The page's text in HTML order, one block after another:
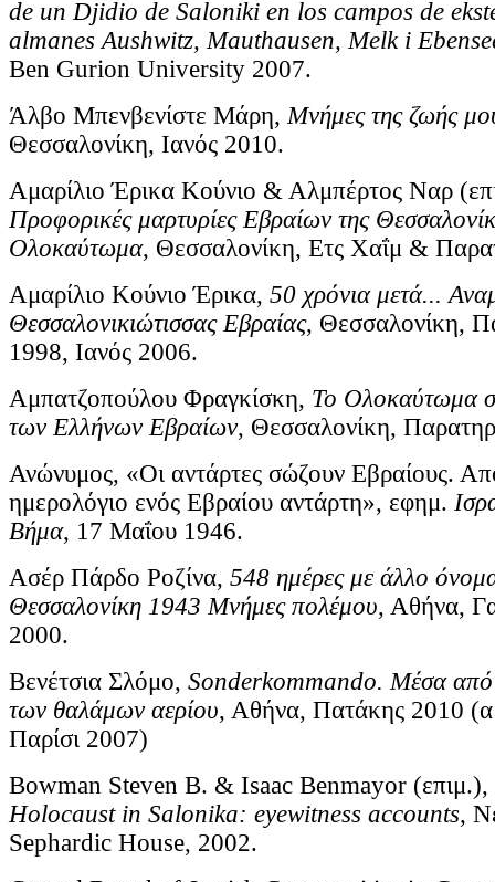
de un Djidio de Saloniki en los campos de
almanes Aushwitz, Mauthausen, Melk i
Ben Gurion University 2007.
Άλβο Μπενβενίστε Μάρη,Μνήμες της ζωής
Θεσσαλονίκη, Ιανός 2010.
Αμαρίλιο Έρικα Κούνιο & Αλμπέρτος Ναρ
Προφορικές μαρτυρίες Εβραίων της
Ολοκαύτωμα, Θεσσαλονίκη, Ετς Χαΐμ &
Αμαρίλιο Κούνιο Έρικα, 50 χρόνια μετά...
Θεσσαλονικιώτισσας Εβραίας, Θεσσαλονίκη,
1998, Ιανός 2006.
Αμπατζοπούλου Φραγκίσκη, Το Ολοκαύτωμα
των Ελλήνων Εβραίων, Θεσσαλονίκη,
Ανώνυμος, «Οι αντάρτες σώζουν Εβραίους.
ημερολόγιο ενός Εβραίου αντάρτη», εφημ.
Βήμα, 17 Μαΐου 1946.
Ασέρ Πάρδο Ροζίνα, 548 ημέρες με άλλο
Θεσσαλονίκη 1943 Μνήμες πολέμου, Αθήνα,
2000.
Βενέτσια Σλόμο, Sonderkommando. Μέσα από
των θαλάμων αερίου, Αθήνα, Πατάκης 2010
Παρίσι 2007)
Bowman Steven B. & Isaac Benmayor (επιμ.),
Holocaust in Salonika: eyewitness accounts,
Sephardic House, 2002.